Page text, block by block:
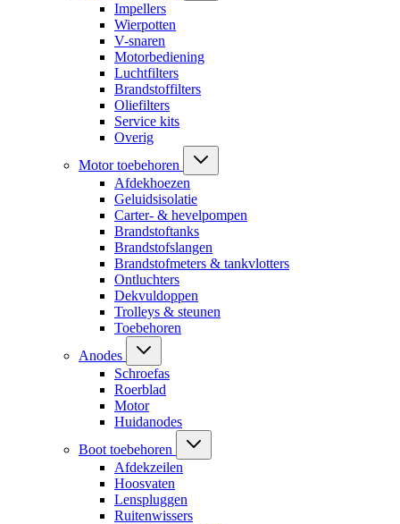
Impellers
Wierpotten
V-snaren
Motorbediening
Luchtfilters
Brandstoffilters
Oliefilters
Service kits
Overig
Motor toebehoren
Afdekhoezen
Geluidsisolatie
Carter- & hevelpompen
Brandstoftanks
Brandstofslangen
Brandstofmeters & tankvlotters
Ontluchters
Dekvuldoppen
Trolleys & steunen
Toebehoren
Anodes
Schroefas
Roerblad
Motor
Huidanodes
Boot toebehoren
Afdekzeilen
Hoosvaten
Lenspluggen
Ruitenwissers